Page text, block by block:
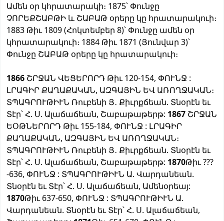
Ամեն օր կհրատարակի։ 1875՝ Փունջը
ՉՈՐԵՔՇԱԲԹԻ և ՇԱԲԱԹ օրերը կը հրատարակուի։
1883 Թիւ 1809 (Հոկտեմբեր 8)՝ Փունջը ամեն օր
կհրատարակուի։ 1884 Թիւ 1871 (Յունվար 3)՝
Փունջը ՇԱԲԱԹ օրերը կը հրատարակուի։
1866 ՇՐՋԱՆ ՎԵՑԵՐՈՐԴ Թիւ 120-154, ՓՈՒՆՋ :
ԼՐԱԳԻՐ ՔԱՂԱՔԱԿԱՆ, ԱԶԳԱՅԻՆ ԵՎ ԱՌՈՂՋԱԿԱՆ։
ՏՊԱԳՐՈՒԹԻՒՆ Ռուբենի Յ․ Քիւրքճեան. Տնօրէն եւ
Տէր՝ Հ. Ս. Ալաճաճեան, Շաբաթաթերթ: 1867 ՇՐՋԱՆ
ԵՕԹՆԵՐՈՐԴ Թիւ 155-184, ՓՈՒՆՋ : ԼՐԱԳԻՐ
ՔԱՂԱՔԱԿԱՆ, ԱԶԳԱՅԻՆ ԵՎ ԱՌՈՂՋԱԿԱՆ։
ՏՊԱԳՐՈՒԹԻՒՆ Ռուբենի Յ․ Քիւրքճեան. Տնօրէն եւ
Տէր՝ Հ. Ս. Ալաճաճեան, Շաբաթաթերթ: 1870Թիւ ???
-636, ՓՈՒՆՋ : ՏՊԱԳՐՈՒԹԻՒՆ Ա. Վարդանեան.
Տնօրէն եւ Տէր՝ Հ. Ս. Ալաճաճեան, Ամենօրեայ:
1870Թիւ 637-650, ՓՈՒՆՋ : ՏՊԱԳՐՈՒԹԻՒՆ Ա.
Վարդանեան. Տնօրէն եւ Տէր՝ Հ. Ս. Ալաճաճեան,